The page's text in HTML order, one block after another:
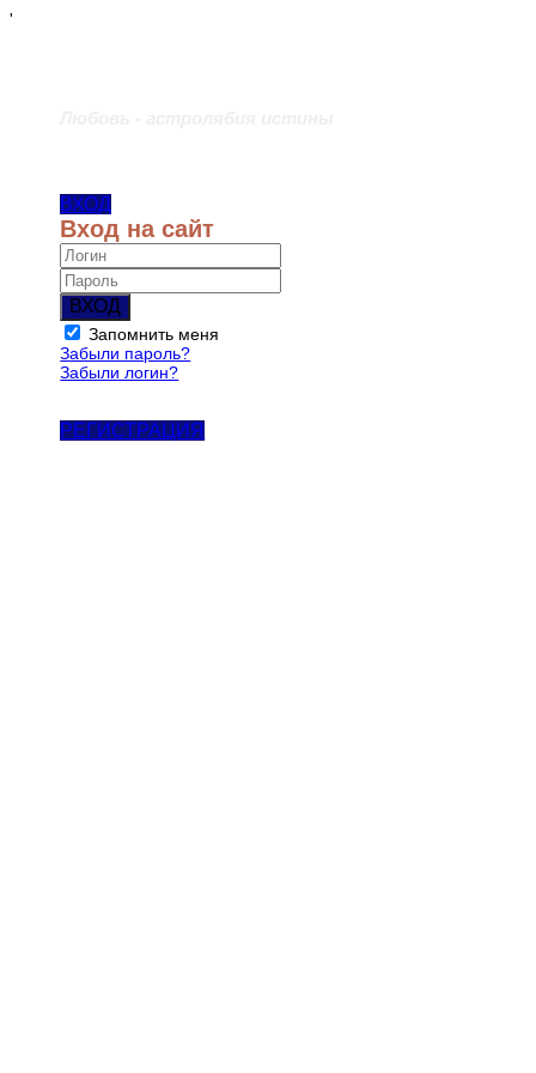
'
ВХОД
Вход на сайт
ВХОД
Запомнить меня
Забыли пароль?
Забыли логин?
РЕГИСТРАЦИЯ